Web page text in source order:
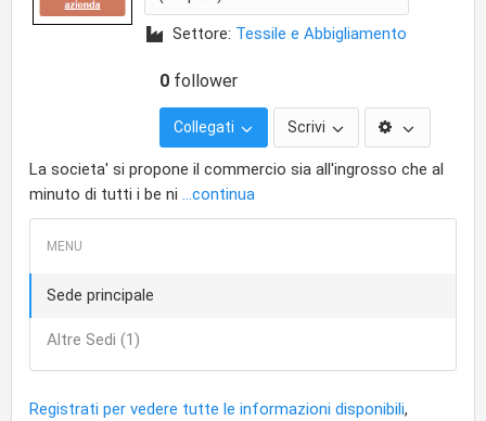
Settore: Tessile e Abbigliamento
0 follower
Collegati Scrivi
La societa' si propone il commercio sia all'ingrosso che al
minuto di tutti i be ni ...continua
Sede principale
Altre Sedi (1)
Registrati per vedere tutte le informazioni disponibili,